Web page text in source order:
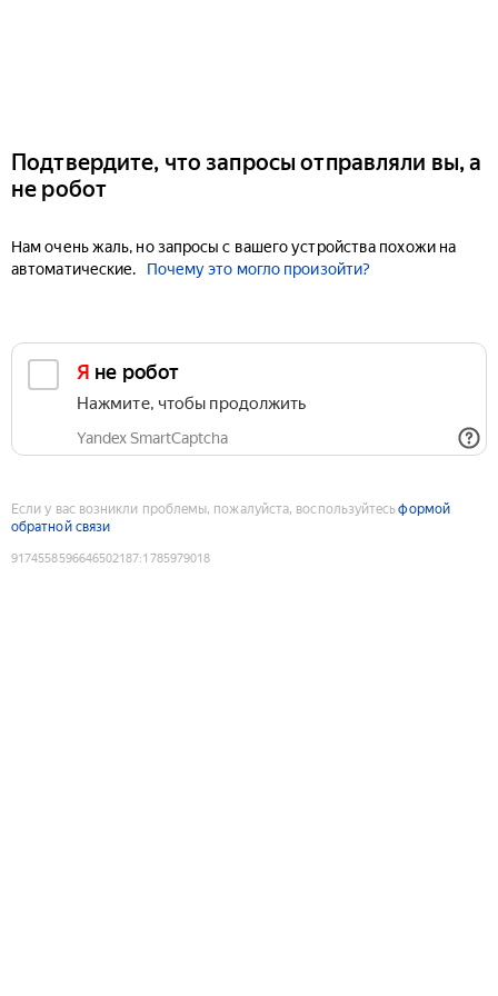
Подтвердите, что запросы отправляли вы, а
не робот
Нам очень жаль, но запросы с вашего устройства похожи на
автоматические.
Почему это могло произойти?
Я не робот
Нажмите, чтобы продолжить
Yandex SmartCaptcha
Если у вас возникли проблемы, пожалуйста, воспользуйтесьформой
обратной связи
9174558596646502187:1785979018